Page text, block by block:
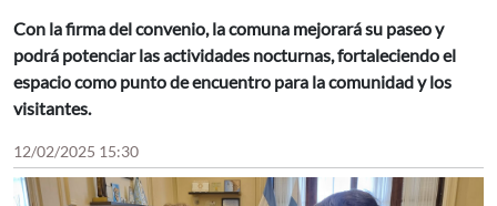
Con la firma del convenio, la comuna mejorará su paseo y
podrá potenciar las actividades nocturnas, fortaleciendo el
espacio como punto de encuentro para la comunidad y los
visitantes.
12/02/2025 15:30